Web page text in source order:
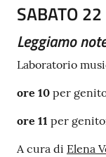
SABATO
Leggiamo
Laboratorio
ore 10 per
ore 11 per
A cura di Elena